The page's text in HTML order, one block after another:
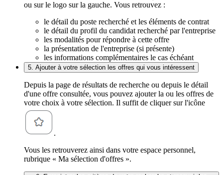
ou sur le logo sur la gauche. Vous retrouvez :
le détail du poste recherché et les éléments de contrat
le détail du profil du candidat recherché par l'entreprise
les modalités pour répondre à cette offre
la présentation de l'entreprise (si présente)
les informations complémentaires le cas échéant
5. Ajouter à votre sélection les offres qui vous intéressent
Depuis la page de résultats de recherche ou depuis le détail
d'une offre consultée, vous pouvez ajouter la ou les offres de
votre choix à votre sélection. Il suffit de cliquer sur l'icône
.
Vous les retrouverez ainsi dans votre espace personnel,
rubrique « Ma sélection d'offres ».